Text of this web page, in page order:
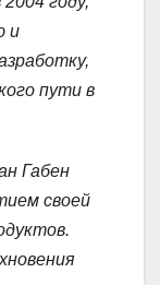
и
пути в
Габен
своей